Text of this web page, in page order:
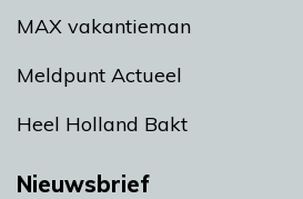
MAX vakantieman
Meldpunt Actueel
Heel Holland Bakt
Nieuwsbrief